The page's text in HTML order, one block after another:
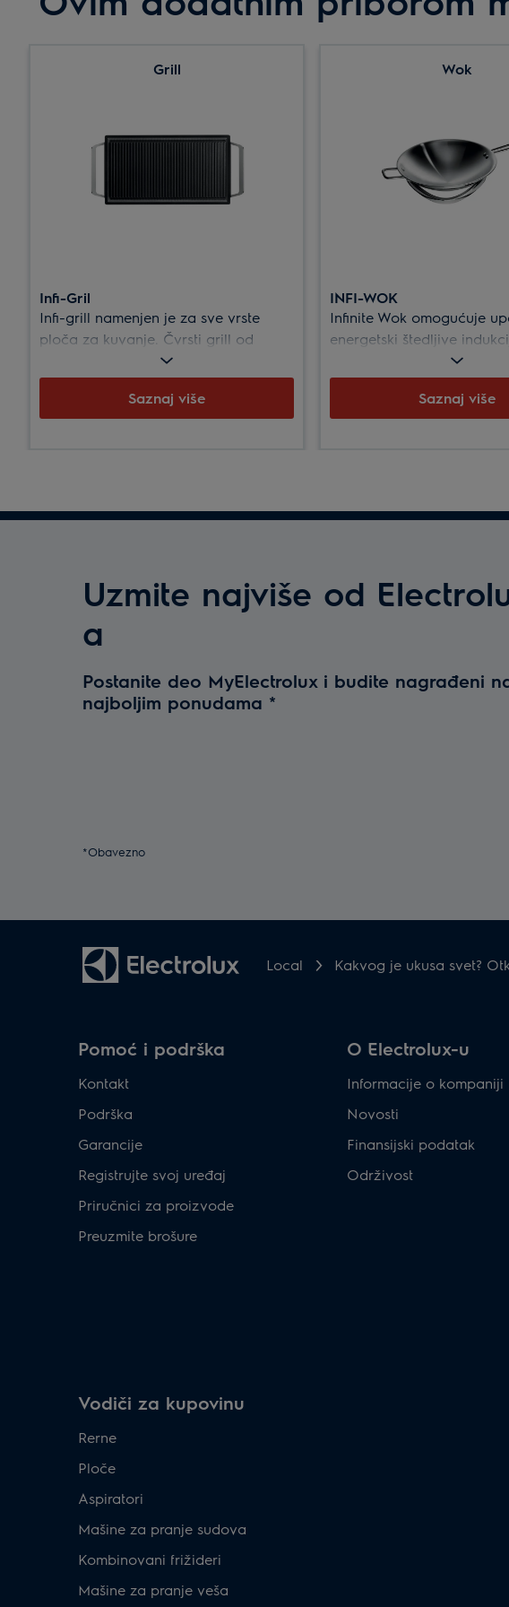
Grill
Infi-Gril
Infi-grill namenjen je za sve vrste
ploča za kuvanje. Čvrsti grill od
livenog gvožđa sa trajnom,
troslojnom prevlakom švajcarskog
kvaliteta koja sprečava prijanjanje
hrane.
Saznaj više
Wok
INFI-WOK
Infinite Wok omogućuje
energetski štedljive
tehnologije za
prženje.
Saznaj više
Uzmite najviše od
a
Postanite deo MyElectrolux i budite nagrađeni
najboljim ponudama *
*Obavezno
Local Kakvog je ukusa svet?
Pomoć i podrška
Kontakt
Podrška
Garancije
Registrujte svoj uređaj
Priručnici za proizvode
Preuzmite brošure
O Electrolux-u
Informacije o kompaniji
Novosti
Finansijski podatak
Održivost
Vodiči za kupovinu
Rerne
Ploče
Aspiratori
Mašine za pranje sudova
Kombinovani frižideri
Mašine za pranje veša